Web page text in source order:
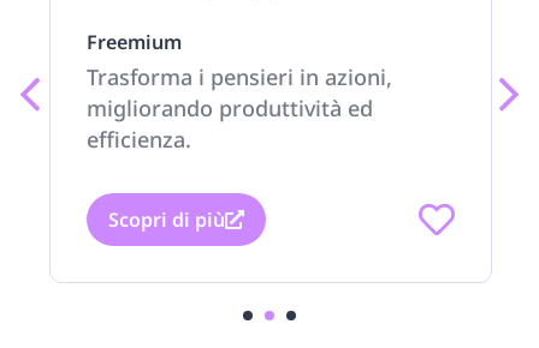
Freemium
Trasforma i pensieri in azioni,
migliorando produttività ed
efficienza.
Scopri di più